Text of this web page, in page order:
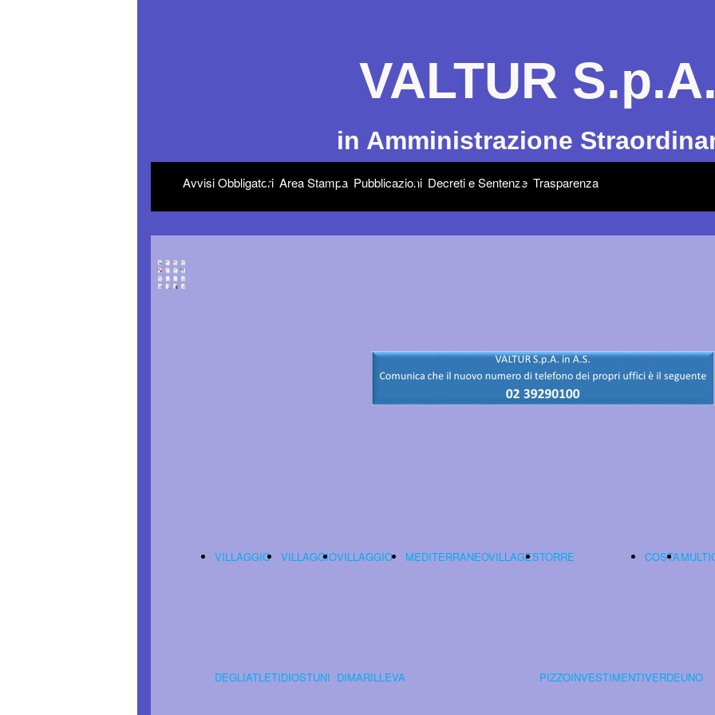
VALTUR
in Amministrazione
Avvisi Obbligatori Area Stampa Pubblicazioni Decreti e Sentenze Trasparenza
VILLAGGIO
DEGLIATLETI
VILLAGGIO
DIOSTUNI
VILLAGGIO
DIMARILLEVA
MEDITERRANEOVILLAGESTORRE
PIZZOINVESTIMENTI
COSTA
VERDEUNO